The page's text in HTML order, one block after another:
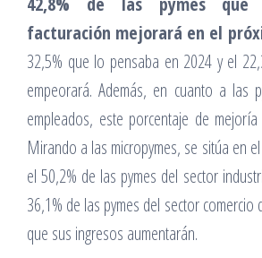
facturación mejorará en el
32,5% que lo pensaba en 2024 y el
empeorará. Además, en cuanto a las
empleados, este porcentaje de
Mirando a las micropymes, se sitúa en
el 50,2% de las pymes del sector
36,1% de las pymes del sector comercio
que sus ingresos aumentarán.